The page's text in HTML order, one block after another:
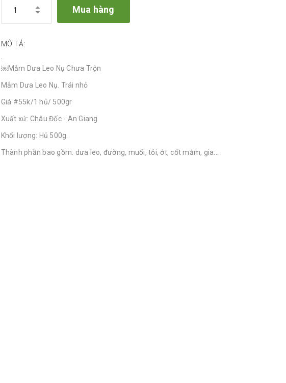
Mua hàng
MÔ TẢ:
.
￼Mắm Dưa Leo Nụ Chưa Trộn
Mắm Dưa Leo Nụ. Trái nhỏ
Giá #55k/1 hủ/ 500gr
Xuất xứ: Châu Đốc - An Giang
Khối lượng: Hủ 500g.
Thành phần bao gồm: dưa leo, đường, muối, tỏi, ớt, cốt mắm, gia...